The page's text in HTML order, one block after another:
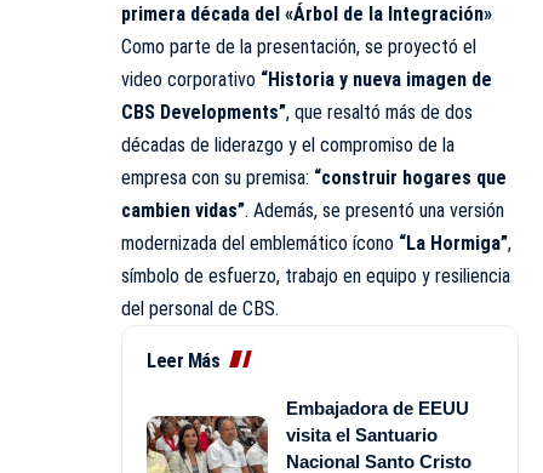
primera década del «Árbol de la Integración»
Como parte de la presentación, se proyectó el
video corporativo “Historia y nueva imagen de
CBS Developments”, que resaltó más de dos
décadas de liderazgo y el compromiso de la
empresa con su premisa: “construir hogares que
cambien vidas”. Además, se presentó una versión
modernizada del emblemático ícono “La Hormiga”,
símbolo de esfuerzo, trabajo en equipo y resiliencia
del personal de CBS.
Leer Más
Embajadora de EEUU
visita el Santuario
Nacional Santo Cristo